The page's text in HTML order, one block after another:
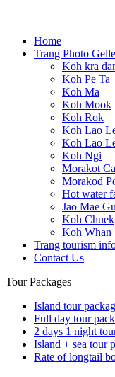
Home
Trang Photo
Koh kra
Koh Pe Ta
Koh Ma
Koh Mook
Koh Rok
Koh Lao
Koh Lao
Koh Ngi
Morakot
Morakod
Hot water
Jao Mae
Koh Chuek
Koh Whan
Trang tourism
Contact Us
Tour Packages
Island tour
Full day tour
2 days 1 night
Island + sea tour
Rate of longtail